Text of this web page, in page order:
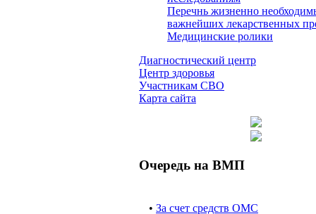
Перечнь жизненно
важнейших лекарственных
Медицинские ролики
Диагностический центр
Центр здоровья
Участникам СВО
Карта сайта
Очередь на ВМП
• За счет средств ОМС